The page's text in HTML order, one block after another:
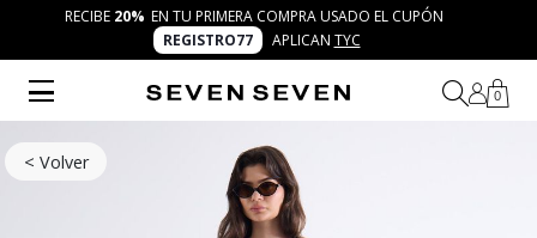
RECIBE 20% EN TU PRIMERA COMPRA USADO EL CUPÓN
REGISTRO77
APLICAN TYC
0
< Volver